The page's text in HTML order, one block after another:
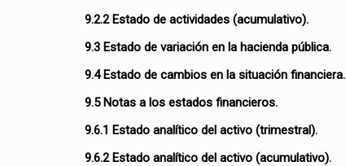
9.2.2 Estado de actividades (acumulativo).
9.3 Estado de variación en la hacienda pública.
9.4 Estado de cambios en la situación financiera.
9.5 Notas a los estados financieros.
9.6.1 Estado analítico del activo (trimestral).
9.6.2 Estado analítico del activo (acumulativo).